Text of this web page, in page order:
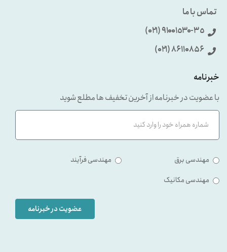
تماس با ما
٩۱۰۰۱٥۳۰-۳٥ (۰۲۱)
86110856 (۰۲۱)
خبرنامه
با عضویت در خبرنامه از آخرین تخفیف ها مطلع شوید
مهندسی برق
مهندسی فرآیند
مهندسی مکانیک
عضویت در خبرنامه